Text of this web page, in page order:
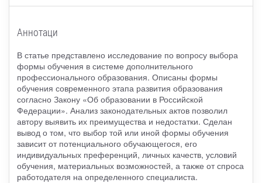
Аннотаци
В статье представлено исследование по вопросу выбора
формы обучения в системе дополнительного
профессионального образования. Описаны формы
обучения современного этапа развития образования
согласно Закону «Об образовании в Российской
Федерации». Анализ законодательных актов позволил
автору выявить их преимущества и недостатки. Сделан
вывод о том, что выбор той или иной формы обучения
зависит от потенциального обучающегося, его
индивидуальных преференций, личных качеств, условий
обучения, материальных возможностей, а также от спроса
работодателя на определенного специалиста.